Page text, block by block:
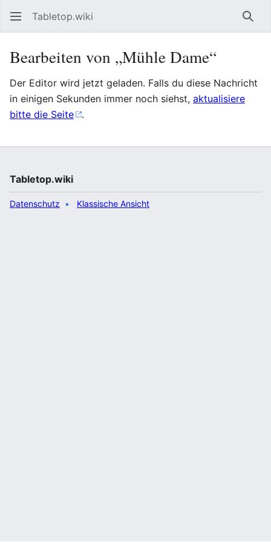
Tabletop.wiki
Bearbeiten von „Mühle Dame“
Der Editor wird jetzt geladen. Falls du diese Nachricht
in einigen Sekunden immer noch siehst, aktualisiere
bitte die Seite
.
Tabletop.wiki
Datenschutz Klassische Ansicht